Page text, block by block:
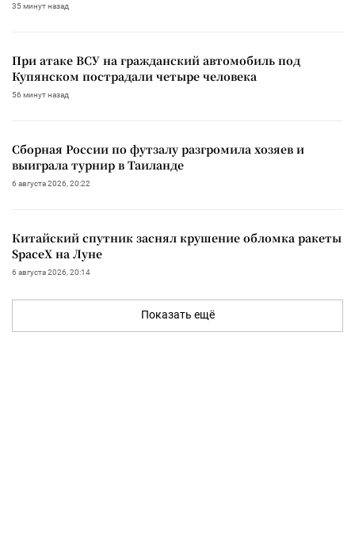
35 минут назад
При атаке ВСУ на гражданский автомобиль под
Купянском пострадали четыре человека
56 минут назад
Сборная России по футзалу разгромила хозяев и
выиграла турнир в Таиланде
6 августа 2026, 20:22
Китайский спутник заснял крушение обломка ракеты
SpaceX на Луне
6 августа 2026, 20:14
Показать ещё